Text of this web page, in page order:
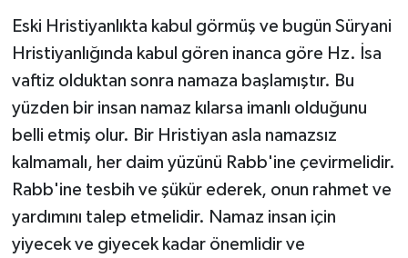
Eski Hristiyanlıkta kabul görmüş ve bugün Süryani
Hristiyanlığında kabul gören inanca göre Hz. İsa
vaftiz olduktan sonra namaza başlamıştır. Bu
yüzden bir insan namaz kılarsa imanlı olduğunu
belli etmiş olur. Bir Hristiyan asla namazsız
kalmamalı, her daim yüzünü Rabb'ine çevirmelidir.
Rabb'ine tesbih ve şükür ederek, onun rahmet ve
yardımını talep etmelidir. Namaz insan için
yiyecek ve giyecek kadar önemlidir ve